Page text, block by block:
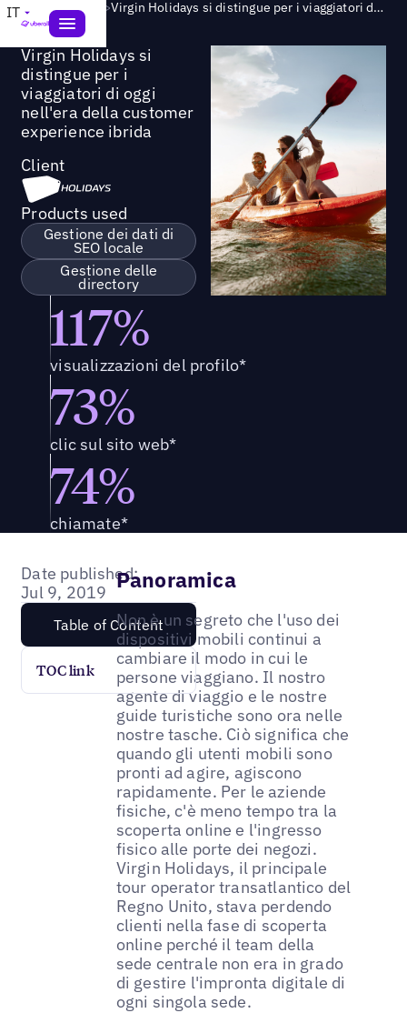
IT Success Story > Virgin Holidays si distingue per i viaggiatori di oggi nell'era della customer experience ibrida
Virgin Holidays si
distingue per i
viaggiatori di oggi
nell'era della customer
experience ibrida
Client
Products used
Gestione dei dati di
SEO locale
Gestione delle
directory
117%
visualizzazioni del profilo*
73%
clic sul sito web*
74%
chiamate*
Date published:
Jul 9, 2019
Table of Content
TOC link
Panoramica
Non è un segreto che l'uso dei
dispositivi mobili continui a
cambiare il modo in cui le
persone viaggiano. Il nostro
agente di viaggio e le nostre
guide turistiche sono ora nelle
nostre tasche. Ciò significa che
quando gli utenti mobili sono
pronti ad agire, agiscono
rapidamente. Per le aziende
fisiche, c'è meno tempo tra la
scoperta online e l'ingresso
fisico alle porte dei negozi.
Virgin Holidays, il principale
tour operator transatlantico del
Regno Unito, stava perdendo
clienti nella fase di scoperta
online perché il team della
sede centrale non era in grado
di gestire l'impronta digitale di
ogni singola sede.